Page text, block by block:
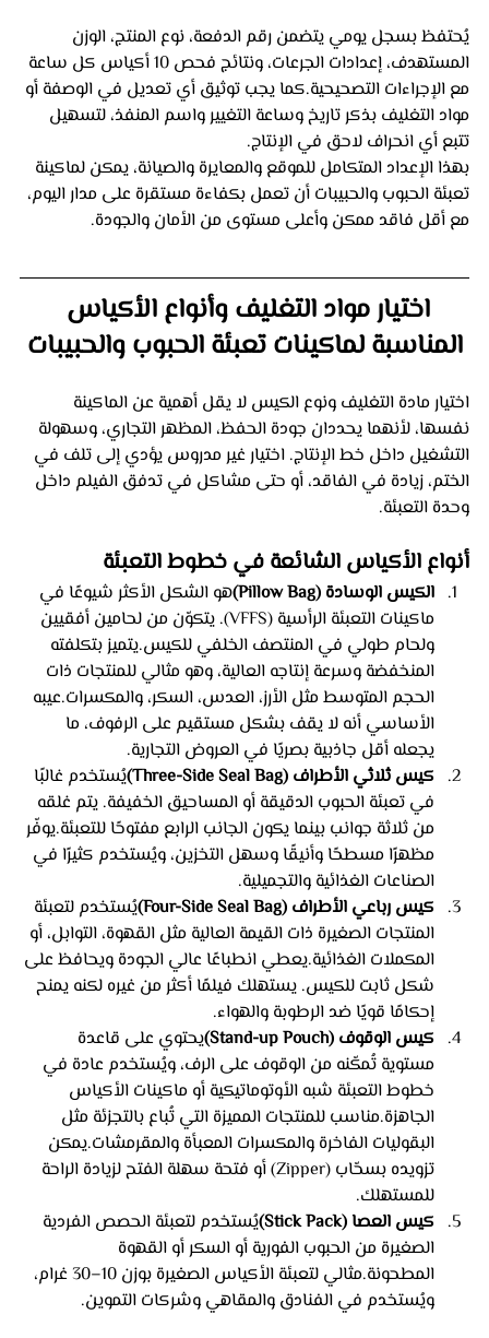
يُحتفظ بسجل يومي يتضمن رقم الدفعة، نوع المنتج، الوزن
المستهدف، إعدادات الجرعات، ونتائج فحص 10 أكياس كل ساعة
مع الإجراءات التصحيحية.كما يجب توثيق أي تعديل في الوصفة أو
مواد التغليف بذكر تاريخ وساعة التغيير واسم المنفذ، لتسهيل
تتبع أي انحراف لاحق في الإنتاج.
بهذا الإعداد المتكامل للموقع والمعايرة والصيانة، يمكن لماكينة
تعبئة الحبوب والحبيبات أن تعمل بكفاءة مستقرة على مدار اليوم،
مع أقل فاقد ممكن وأعلى مستوى من الأمان والجودة.
اختيار مواد التغليف وأنواع الأكياس
المناسبة لماكينات تعبئة الحبوب والحبيبات
اختيار مادة التغليف ونوع الكيس لا يقل أهمية عن الماكينة
نفسها، لأنهما يحددان جودة الحفظ، المظهر التجاري، وسهولة
التشغيل داخل خط الإنتاج. اختيار غير مدروس يؤدي إلى تلف في
الختم، زيادة في الفاقد، أو حتى مشاكل في تدفق الفيلم داخل
وحدة التعبئة.
أنواع الأكياس الشائعة في خطوط التعبئة
الكيس الوسادة (Pillow Bag)
هو الشكل الأكثر شيوعًا في
ماكينات التعبئة الرأسية (VFFS). يتكوّن من لحامين أفقيين
ولحام طولي في المنتصف الخلفي للكيس.يتميز بتكلفته
المنخفضة وسرعة إنتاجه العالية، وهو مثالي للمنتجات ذات
الحجم المتوسط مثل الأرز، العدس، السكر، والمكسرات.عيبه
الأساسي أنه لا يقف بشكل مستقيم على الرفوف، ما
يجعله أقل جاذبية بصريًا في العروض التجارية.
كيس ثلاثي الأطراف (Three-Side Seal Bag)
يُستخدم غالبًا
في تعبئة الحبوب الدقيقة أو المساحيق الخفيفة. يتم غلقه
من ثلاثة جوانب بينما يكون الجانب الرابع مفتوحًا للتعبئة.يوفّر
مظهرًا مسطحًا وأنيقًا وسهل التخزين، ويُستخدم كثيرًا في
الصناعات الغذائية والتجميلية.
كيس رباعي الأطراف (Four-Side Seal Bag)
يُستخدم لتعبئة
المنتجات الصغيرة ذات القيمة العالية مثل القهوة، التوابل، أو
المكملات الغذائية.يعطي انطباعًا عالي الجودة ويحافظ على
شكل ثابت للكيس. يستهلك فيلمًا أكثر من غيره لكنه يمنح
إحكامًا قويًا ضد الرطوبة والهواء.
كيس الوقوف (Stand-up Pouch)
يحتوي على قاعدة
مستوية تُمكّنه من الوقوف على الرف، ويُستخدم عادة في
خطوط التعبئة شبه الأوتوماتيكية أو ماكينات الأكياس
الجاهزة.مناسب للمنتجات المميزة التي تُباع بالتجزئة مثل
البقوليات الفاخرة والمكسرات المعبأة والمقرمشات.يمكن
تزويده بسحّاب (Zipper) أو فتحة سهلة الفتح لزيادة الراحة
للمستهلك.
كيس العصا (Stick Pack)
يُستخدم لتعبئة الحصص الفردية
الصغيرة من الحبوب الفورية أو السكر أو القهوة
المطحونة.مثالي لتعبئة الأكياس الصغيرة بوزن 10–30 غرام،
ويُستخدم في الفنادق والمقاهي وشركات التموين.